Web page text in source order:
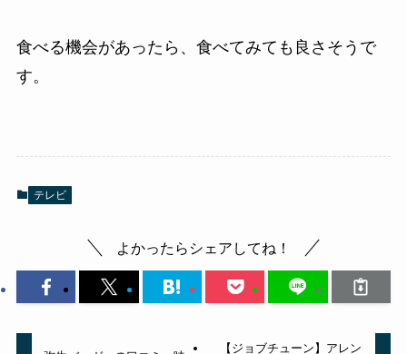
食べる機会があったら、食べてみても良さそうで
す。
テレビ
よかったらシェアしてね！
【ジョブチューン】アレン